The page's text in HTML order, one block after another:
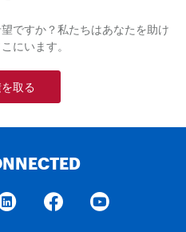
ですか？私たちはあなたを助け
にいます。
取る